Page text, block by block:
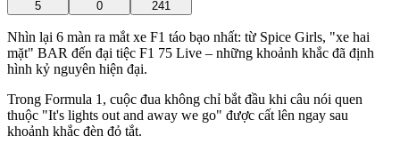
5 0 241
Nhìn lại 6 màn ra mắt xe F1 táo bạo nhất: từ Spice Girls, "xe hai
mặt" BAR đến đại tiệc F1 75 Live – những khoảnh khắc đã định
hình kỷ nguyên hiện đại.
Trong Formula 1, cuộc đua không chỉ bắt đầu khi câu nói quen
thuộc "It's lights out and away we go" được cất lên ngay sau
khoảnh khắc đèn đỏ tắt.